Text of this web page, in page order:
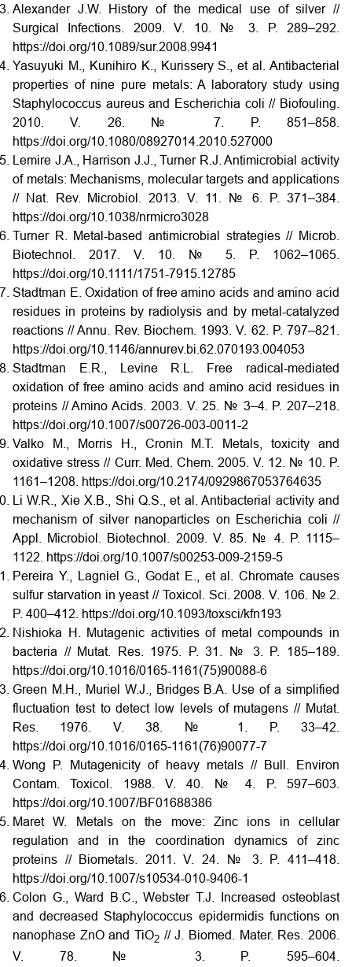
Alexander J.W. History of the medical use of silver //
Surgical Infections. 2009. V. 10. № 3. P. 289–292.
https://doi.org/10.1089/sur.2008.9941
Yasuyuki M., Kunihiro K., Kurissery S., et al. Antibacterial
properties of nine pure metals: A laboratory study using
Staphylococcus aureus and Escherichia coli // Biofouling.
2010. V. 26. № 7. P. 851–858.
https://doi.org/10.1080/08927014.2010.527000
Lemire J.A., Harrison J.J., Turner R.J. Antimicrobial activity
of metals: Mechanisms, molecular targets and applications
// Nat. Rev. Microbiol. 2013. V. 11. № 6. P. 371–384.
https://doi.org/10.1038/nrmicro3028
Turner R. Metal-based antimicrobial strategies // Microb.
Biotechnol. 2017. V. 10. № 5. P. 1062–1065.
https://doi.org/10.1111/1751-7915.12785
Stadtman E. Oxidation of free amino acids and amino acid
residues in proteins by radiolysis and by metal-catalyzed
reactions // Annu. Rev. Biochem. 1993. V. 62. P. 797–821.
https://doi.org/10.1146/annurev.bi.62.070193.004053
Stadtman E.R., Levine R.L. Free radical-mediated
oxidation of free amino acids and amino acid residues in
proteins // Amino Acids. 2003. V. 25. № 3–4. P. 207–218.
https://doi.org/10.1007/s00726-003-0011-2
Valko M., Morris H., Cronin M.T. Metals, toxicity and
oxidative stress // Curr. Med. Chem. 2005. V. 12. № 10. P.
1161–1208. https://doi.org/10.2174/0929867053764635
Li W.R., Xie X.B., Shi Q.S., et al. Antibacterial activity and
mechanism of silver nanoparticles on Escherichia coli //
Appl. Microbiol. Biotechnol. 2009. V. 85. № 4. P. 1115–
1122.
https://doi.org/10.1007/s00253-009-2159-5
Pereira Y., Lagniel G., Godat E., et al. Chromate causes
sulfur starvation in yeast // Toxicol. Sci. 2008. V. 106. № 2.
P. 400–412.
https://doi.org/10.1093/toxsci/kfn193
Nishioka H. Mutagenic activities of metal compounds in
bacteria // Mutat. Res. 1975. P. 31. № 3. P. 185–189.
https://doi.org/10.1016/0165-1161(75)90088-6
Green M.H., Muriel W.J., Bridges B.A. Use of a simplified
fluctuation test to detect low levels of mutagens // Mutat.
Res. 1976. V. 38. № 1. P. 33–42.
https://doi.org/10.1016/0165-1161(76)90077-7
Wong P. Mutagenicity of heavy metals // Bull. Environ
Contam. Toxicol. 1988. V. 40. № 4. P. 597–603.
https://doi.org/10.1007/BF01688386
Maret W. Metals on the move: Zinc ions in cellular
regulation and in the coordination dynamics of zinc
proteins // Biometals. 2011. V. 24. № 3. P. 411–418.
https://doi.org/10.1007/s10534-010-9406-1
Colon G., Ward B.C., Webster T.J. Increased osteoblast
and decreased Staphylococcus epidermidis functions on
nanophase ZnO and TiO2 // J. Biomed. Mater. Res. 2006.
V. 78. № 3. P. 595–604.